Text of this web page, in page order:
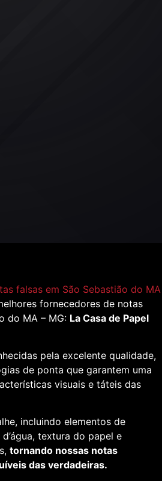
falsas em São Sebastião do MA
fornecedores de notas
do MA – MG: La Casa de Papel
pela excelente qualidade,
de ponta que garantem uma
visuais e táteis das
incluindo elementos de
textura do papel e
tornando nossas notas
das verdadeiras.